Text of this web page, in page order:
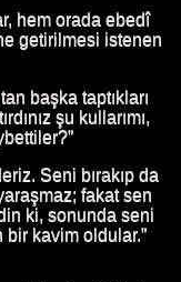
hem orada ebedî
getirilmesi istenen
başka taptıkları
şu kullarımı,
Seni bırakıp da
fakat sen
ki, sonunda seni
kavim oldular.”